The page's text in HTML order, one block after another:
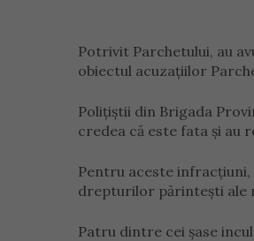
Potrivit Parchetului, au
obiectul acuzațiilor
Polițiștii din Brigada
credea că este fata și au
Pentru aceste
drepturilor părintești ale
Patru dintre cei șase